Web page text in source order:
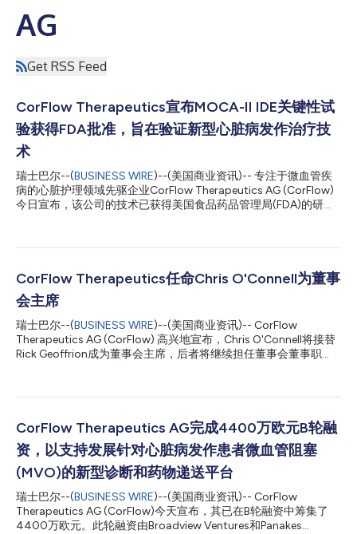
AG
Get RSS Feed
CorFlow Therapeutics宣布MOCA-II IDE关键性试
验获得FDA批准，旨在验证新型心脏病发作治疗技
术
瑞士巴尔--(BUSINESS WIRE)--(美国商业资讯)-- 专注于微血管疾
病的心脏护理领域先驱企业CorFlow Therapeutics AG (CorFlow)
今日宣布，该公司的技术已获得美国食品药品管理局(FDA)的研究
统，开展相关培训，并开始招募接受心脏病治疗的患者。 这项名
统在原发性经皮冠状动脉介入治疗(PCI)过程中诊断微血管阻塞
(MVO)存在与否的准确性。主要终点是将CoFI诊断结果与心脏磁共
振成像(MRI)扫描的诊断参考标准进行对比。该试验已获批在美国
和欧洲的知名研究机构招募200多名ST段抬高型心肌梗死(STEMI)
患者。 在2024年成功完成MOCA-I首次人体试验后，MOCA-II研究
成为将这一独特技术推向全球介入心脏病学家的关键一步，助力其
快速诊断心脏病发作患者的MVO问题。这进而有望为大量MVO患
CorFlow Therapeutics任命Chris O'Connell为董事
会主席
瑞士巴尔--(BUSINESS WIRE)--(美国商业资讯)-- CorFlow
Therapeutics AG (CorFlow) 高兴地宣布，Chris O'Connell将接替
Rick Geoffrion成为董事会主席，后者将继续担任董事会董事职
作了21年，在公司快速扩张时期任职于多个业务领域和职能部门，
在心血管和糖尿病业务部门担任高级领导职务，并曾任Medtronic
执行委员会成员长达九年。后来，Chris出任Waters
Corporation（WAT）首席执行官兼总裁，在他的领导下，公司的
业务和股价连续五年强劲增长。目前，Chris任医疗器械、生命科
学和诊断领域创新型成长公司以及多家非营利组织的独立董事。
CorFlow首席执行官Paul Mead表示：“Chris为处于关键发展阶段的
CorFlow带来了非凡的战略和运营智慧，他的经验将使公司受益匪
浅。Ch...
CorFlow Therapeutics AG完成4400万欧元B轮融
资，以支持发展针对心脏病发作患者微血管阻塞
(MVO)的新型诊断和药物递送平台
瑞士巴尔--(BUSINESS WIRE)--(美国商业资讯)-- CorFlow
Therapeutics AG (CorFlow)今天宣布，其已在B轮融资中筹集了
4400万欧元。此轮融资由Broadview Ventures和Panakes